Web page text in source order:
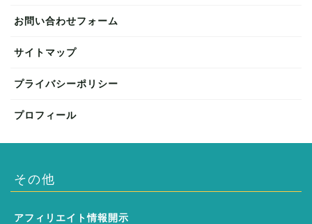
お問い合わせフォーム
サイトマップ
プライバシーポリシー
プロフィール
その他
アフィリエイト情報開示